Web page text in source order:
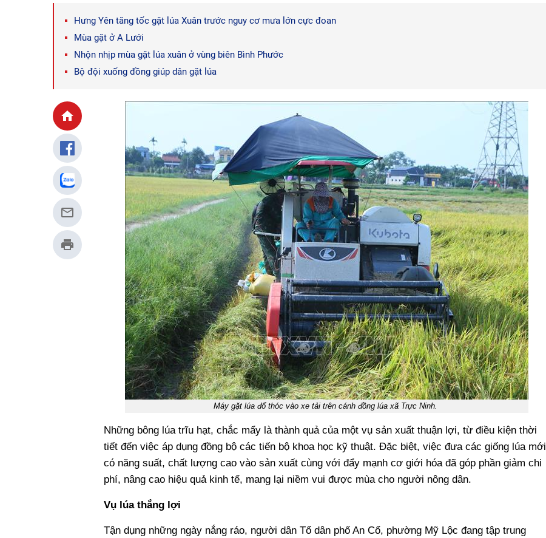
Hưng Yên tăng tốc gặt lúa Xuân trước nguy cơ mưa lớn cực đoan
Mùa gặt ở A Lưới
Nhộn nhịp mùa gặt lúa xuân ở vùng biên Bình Phước
Bộ đội xuống đồng giúp dân gặt lúa
Máy gặt lúa đổ thóc vào xe tải trên cánh đồng lúa xã Trực Ninh.
Những bông lúa trĩu hạt, chắc mẩy là thành quả của một vụ sản xuất thuận lợi, từ điều kiện thời
tiết đến việc áp dụng đồng bộ các tiến bộ khoa học kỹ thuật. Đặc biệt, việc đưa các giống lúa mới
có năng suất, chất lượng cao vào sản xuất cùng với đẩy mạnh cơ giới hóa đã góp phần giảm chi
phí, nâng cao hiệu quả kinh tế, mang lại niềm vui được mùa cho người nông dân.
Vụ lúa thắng lợi
Tận dụng những ngày nắng ráo, người dân Tổ dân phố An Cổ, phường Mỹ Lộc đang tập trung